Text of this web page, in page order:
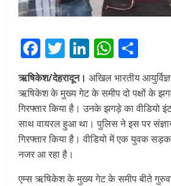
Facebook
Twitter
LinkedIn
ऋषिकेश/देहरादून। अखिल भारतीय
ऋषिकेश के मुख्य गेट के समीप दो पक्षों के
गिरफ्तार किया है। उनके झगड़े का वीडियो
साथ वायरल हुआ था। पुलिस ने इस पर
गिरफ्तार किया है। वीडियो में एक युवक
नजर आ रहा है।
एम्स ऋषिकेश के मुख्य गेट के समीप बीते